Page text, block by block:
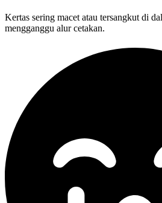
Kertas sering macet atau tersangkut di
mengganggu alur cetakan.